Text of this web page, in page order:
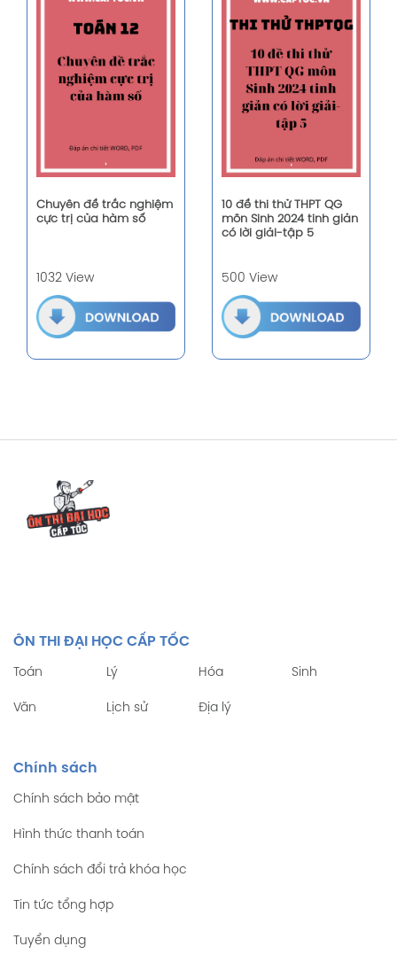
Chuyên đề trắc nghiệm
cực trị của hàm số
1032 View
10 đề thi thử THPT QG
môn Sinh 2024 tinh giản
có lời giải-tập 5
500 View
ÔN THI ĐẠI HỌC CẤP TỐC
Toán Lý Hóa Sinh
Văn Lịch sử Địa lý
Chính sách
Chính sách bảo mật
Hình thức thanh toán
Chính sách đổi trả khóa học
Tin tức tổng hợp
Tuyển dụng